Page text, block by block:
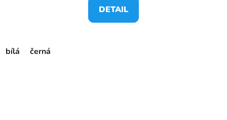
DETAIL
bílá černá